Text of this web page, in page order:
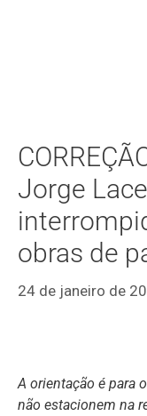
Jorge
obras de
24 de janeiro de
A orientação é para
não estacionem na